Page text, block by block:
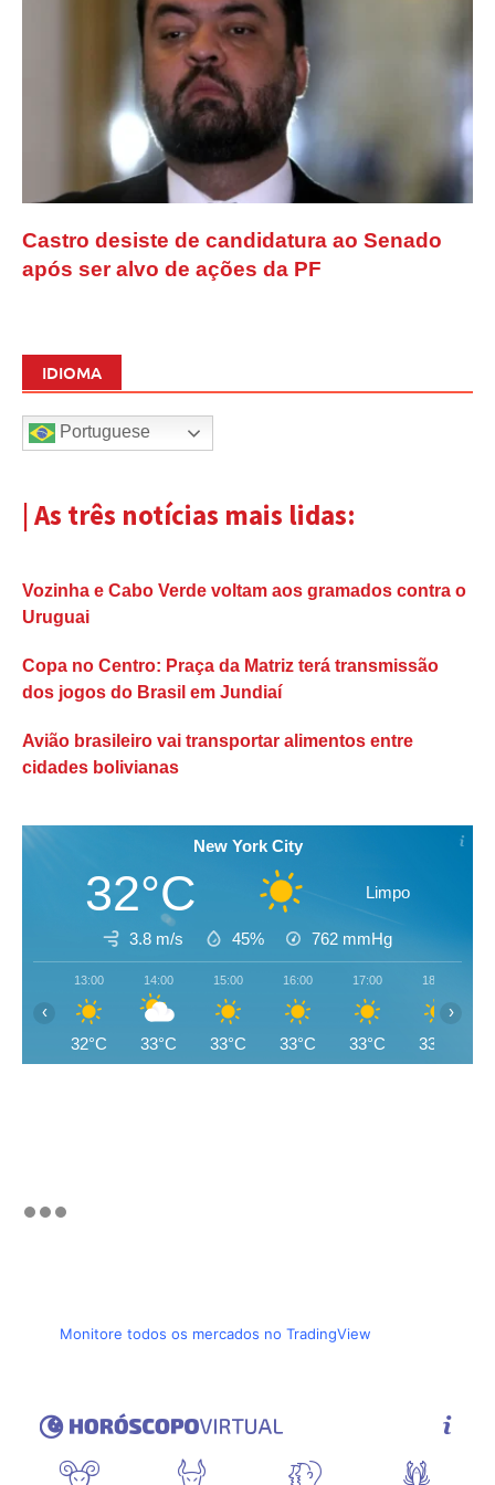
Castro desiste de candidatura ao Senado
após ser alvo de ações da PF
IDIOMA
Portuguese
| As três notícias mais lidas:
Vozinha e Cabo Verde voltam aos gramados contra o
Uruguai
Copa no Centro: Praça da Matriz terá transmissão
dos jogos do Brasil em Jundiaí
Avião brasileiro vai transportar alimentos entre
cidades bolivianas
New York City
32°C Limpo
3.8 m/s 45% 762 mmHg
13:00
32°C
14:00
33°C
15:00
33°C
16:00
33°C
17:00
33°C
18:00
33°C
‹ ›
Monitore todos os mercados no TradingView